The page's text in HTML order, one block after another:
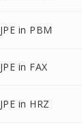
JPE in PBM
JPE in FAX
JPE in HRZ